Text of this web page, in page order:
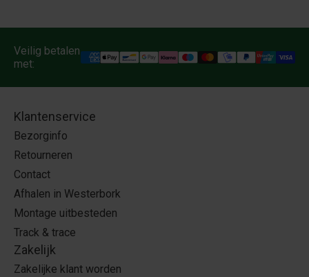
Veilig betalen
met:
Klantenservice
Bezorginfo
Retourneren
Contact
Afhalen in Westerbork
Montage uitbesteden
Track & trace
Zakelijk
Zakelijke klant worden